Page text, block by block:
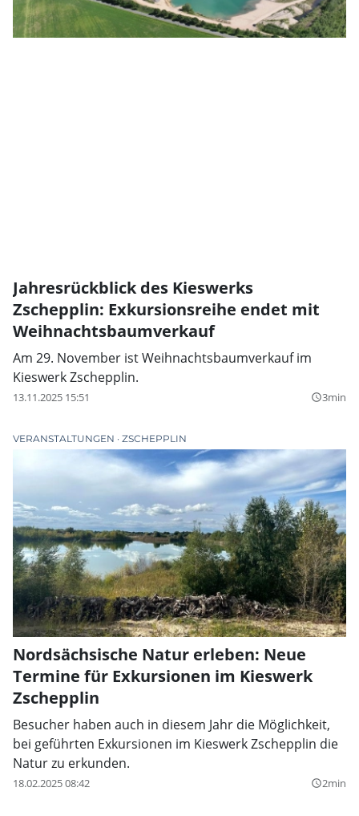
Jahresrückblick des Kieswerks
Zschepplin: Exkursionsreihe endet mit
Weihnachtsbaumverkauf
Am 29. November ist Weihnachtsbaumverkauf im
Kieswerk Zschepplin.
13.11.2025 15:51 query_builder3min
VERANSTALTUNGEN ZSCHEPPLIN
Nordsächsische Natur erleben: Neue
Termine für Exkursionen im Kieswerk
Zschepplin
Besucher haben auch in diesem Jahr die Möglichkeit,
bei geführten Exkursionen im Kieswerk Zschepplin die
Natur zu erkunden.
18.02.2025 08:42 query_builder2min